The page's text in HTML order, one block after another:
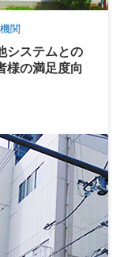
関
システムとの
様の満足度向